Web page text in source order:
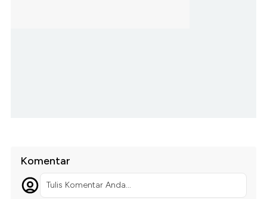
Komentar
Tulis Komentar Anda...